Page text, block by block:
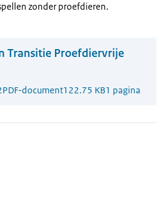
zonder proefdieren.
Transitie Proefdiervrije
PDF-document122.75 KB1 pagina